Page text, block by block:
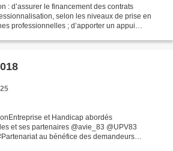
: d’assurer le financement des contrats
selon les niveaux de prise en
professionnelles ; d’apporter un appui
et Handicap abordés
et ses partenaires @avie_83 @UPV83
au bénéfice des demandeurs